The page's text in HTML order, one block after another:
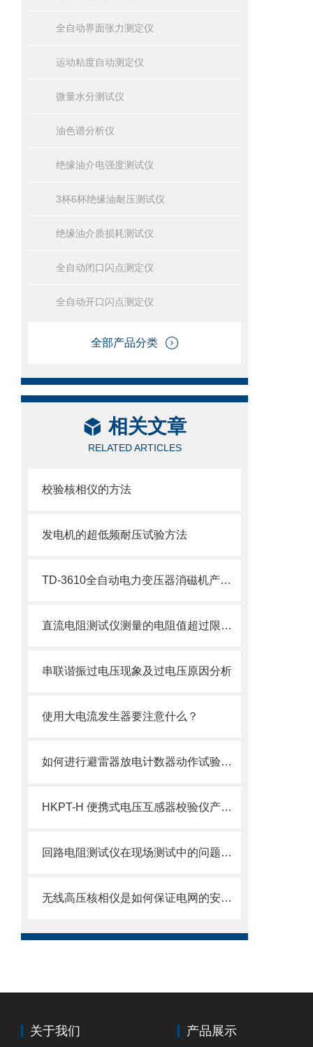
全自动界面张力测定仪
运动粘度自动测定仪
微量水分测试仪
油色谱分析仪
绝缘油介电强度测试仪
3杯6杯绝缘油耐压测试仪
绝缘油介质损耗测试仪
全自动闭口闪点测定仪
全自动开口闪点测定仪
全部产品分类
相关文章
RELATED ARTICLES
校验核相仪的方法
发电机的超低频耐压试验方法
TD-3610全自动电力变压器消磁机产品介绍
直流电阻测试仪测量的电阻值超过限制如何解决
串联谐振过电压现象及过电压原因分析
使用大电流发生器要注意什么？
如何进行避雷器放电计数器动作试验探讨？
HKPT-H 便携式电压互感器校验仪产品介绍
回路电阻测试仪在现场测试中的问题分析
无线高压核相仪是如何保证电网的安全运行的？
关于我们 产品展示